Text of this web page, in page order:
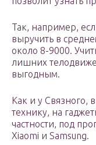
Так, например,
выручить в
около 8-9000.
лишних
выгодным.
Как и у Связного,
технику, на
частности, под
Xiaomi и Samsung.